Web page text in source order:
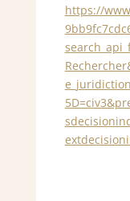
https://